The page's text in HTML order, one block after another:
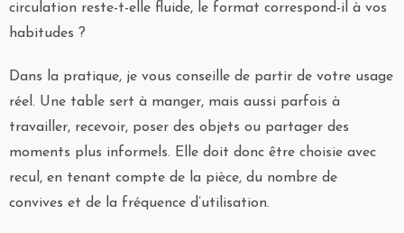
circulation reste-t-elle fluide, le format correspond-il à vos
habitudes ?
Dans la pratique, je vous conseille de partir de votre usage
réel. Une table sert à manger, mais aussi parfois à
travailler, recevoir, poser des objets ou partager des
moments plus informels. Elle doit donc être choisie avec
recul, en tenant compte de la pièce, du nombre de
convives et de la fréquence d’utilisation.